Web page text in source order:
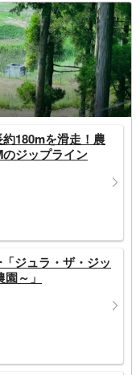
180mを滑走！農
ジップライン
ジュラ・ザ・ジッ
～」